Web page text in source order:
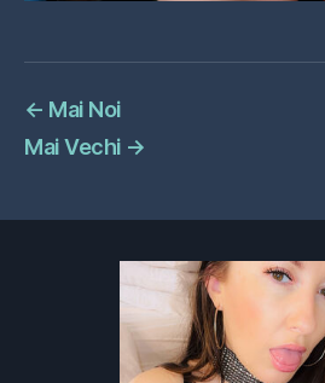
← Mai Noi
Mai Vechi →